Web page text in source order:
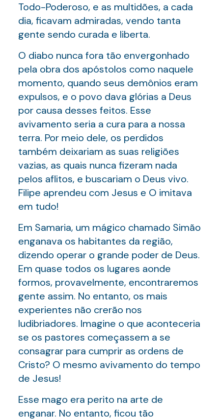
Todo-Poderoso, e as multidões, a cada
dia, ficavam admiradas, vendo tanta
gente sendo curada e liberta.
O diabo nunca fora tão envergonhado
pela obra dos apóstolos como naquele
momento, quando seus demônios eram
expulsos, e o povo dava glórias a Deus
por causa desses feitos. Esse
avivamento seria a cura para a nossa
terra. Por meio dele, os perdidos
também deixariam as suas religiões
vazias, as quais nunca fizeram nada
pelos aflitos, e buscariam o Deus vivo.
Filipe aprendeu com Jesus e O imitava
em tudo!
Em Samaria, um mágico chamado Simão
enganava os habitantes da região,
dizendo operar o grande poder de Deus.
Em quase todos os lugares aonde
formos, provavelmente, encontraremos
gente assim. No entanto, os mais
experientes não crerão nos
ludibriadores. Imagine o que aconteceria
se os pastores começassem a se
consagrar para cumprir as ordens de
Cristo? O mesmo avivamento do tempo
de Jesus!
Esse mago era perito na arte de
enganar. No entanto, ficou tão